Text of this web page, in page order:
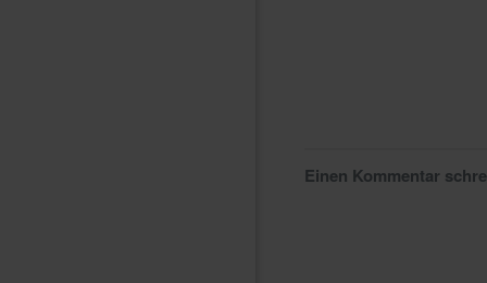
Einen Kommentar